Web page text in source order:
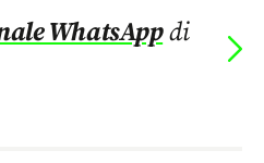
WhatsAppdi